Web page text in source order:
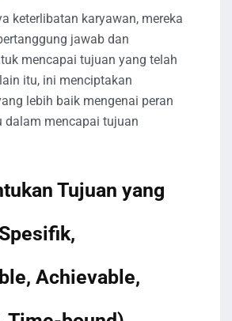
keterlibatan karyawan, mereka
jawab dan
mencapai tujuan yang telah
itu, ini menciptakan
lebih baik mengenai peran
dalam mencapai tujuan
Tujuan yang
Achievable,